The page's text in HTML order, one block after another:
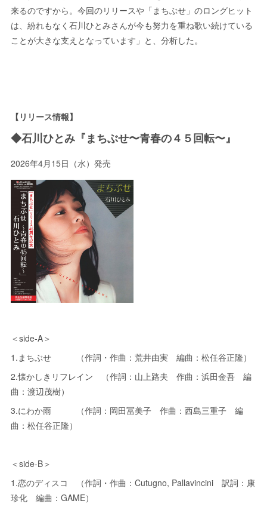
来るのですから。今回のリリースや「まちぶせ」のロングヒット
は、紛れもなく石川ひとみさんが今も努力を重ね歌い続けている
ことが大きな支えとなっています」と、分析した。
【リリース情報】
◆石川ひとみ『まちぶせ〜青春の４５回転〜』
2026年4月15日（水）発売
＜side-A＞
1.まちぶせ （作詞・作曲：荒井由実 編曲：松任谷正隆）
2.懐かしきリフレイン （作詞：山上路夫 作曲：浜田金吾 編
曲：渡辺茂樹）
3.にわか雨 （作詞：岡田冨美子 作曲：西島三重子 編
曲：松任谷正隆）
＜side-B＞
1.恋のディスコ （作詞・作曲：Cutugno, Pallavincini 訳詞：康
珍化 編曲：GAME）